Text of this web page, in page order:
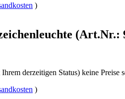
)
(Art.Nr.:
derzeitigen Status) keine Preise
)